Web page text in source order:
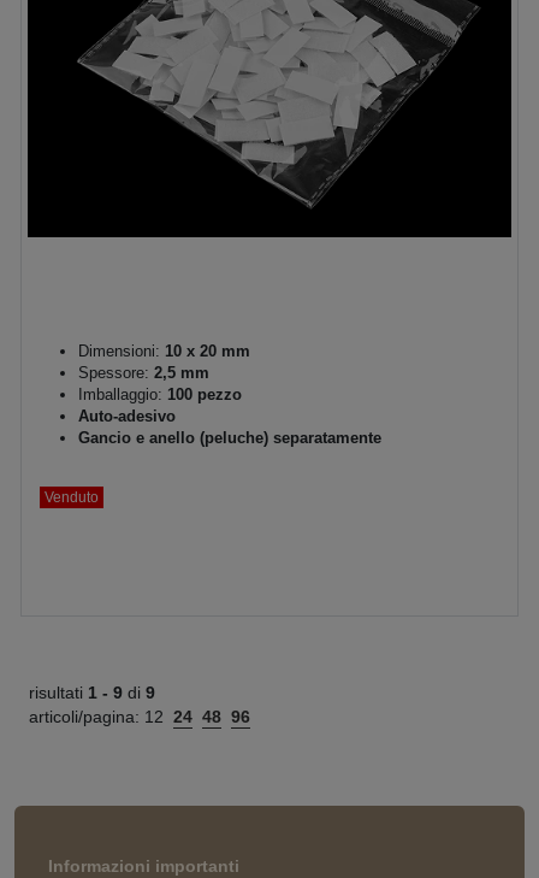
Dimensioni: 10 x 20 mm
Spessore: 2,5 mm
Imballaggio: 100 pezzo
Auto-adesivo
Gancio e anello (peluche) separatamente
Venduto
risultati 1 - 9 di 9
articoli/pagina: 12 24 48 96
Informazioni importanti